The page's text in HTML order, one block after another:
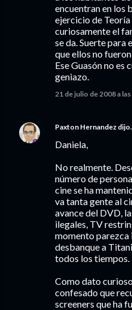
encuentran en los
ejercicio de Teoría
curiosamente el
se da. Suerte para
que ellos no
Ese Guasón no es
geniazo.
21 de julio de 2008 a las
Paxton Hernandez
Daniela,
No realmente.
número de
cine se ha
va tanta gente al
avance del DVD,
ilegales, TV
momento parezca
desbanque a
todos los tiempos.
Como dato
confesado que
screeners que ha